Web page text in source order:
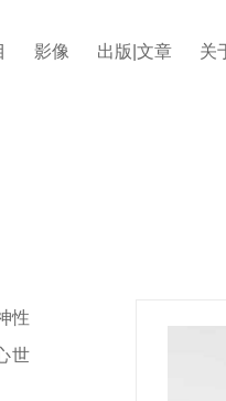
影像 出版|文章 关
性
世